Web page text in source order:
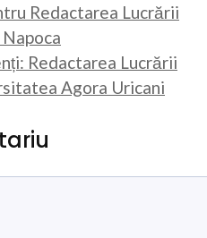
Redactarea Lucrării
Redactarea Lucrării
Agora Uricani